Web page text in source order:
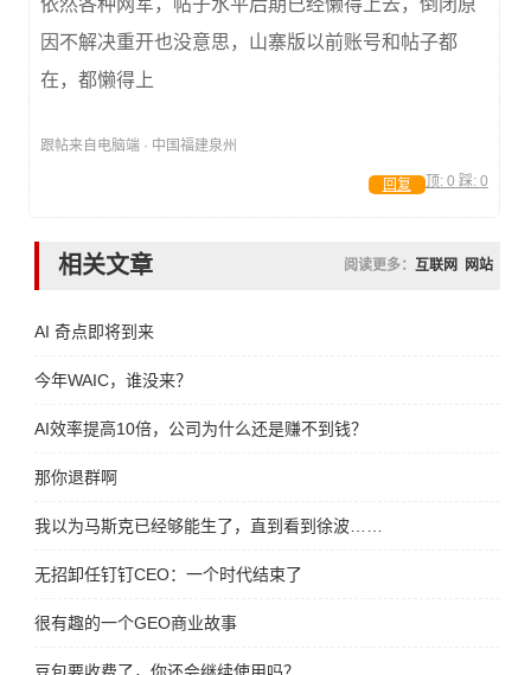
依然各种网军，帖子水平后期已经懒得上去，倒闭原
因不解决重开也没意思，山寨版以前账号和帖子都
在，都懒得上
跟帖来自电脑端 · 中国福建泉州
顶: 0 踩: 0
回复
相关文章 阅读更多： 互联网 网站
AI 奇点即将到来
今年WAIC，谁没来？
AI效率提高10倍，公司为什么还是赚不到钱？
那你退群啊
我以为马斯克已经够能生了，直到看到徐波……
无招卸任钉钉CEO：一个时代结束了
很有趣的一个GEO商业故事